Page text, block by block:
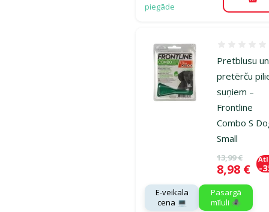
piegāde
Pretblusu un
pretērču
suņiem –
Frontline
Combo S
Small
Oriģinālā
13,99 €
Cena
8,98 € -
E-veikala
cena 💻
Pasargā
mīluli 🕷️